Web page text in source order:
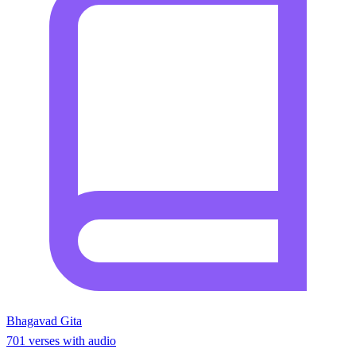
Bhagavad Gita
701 verses with audio